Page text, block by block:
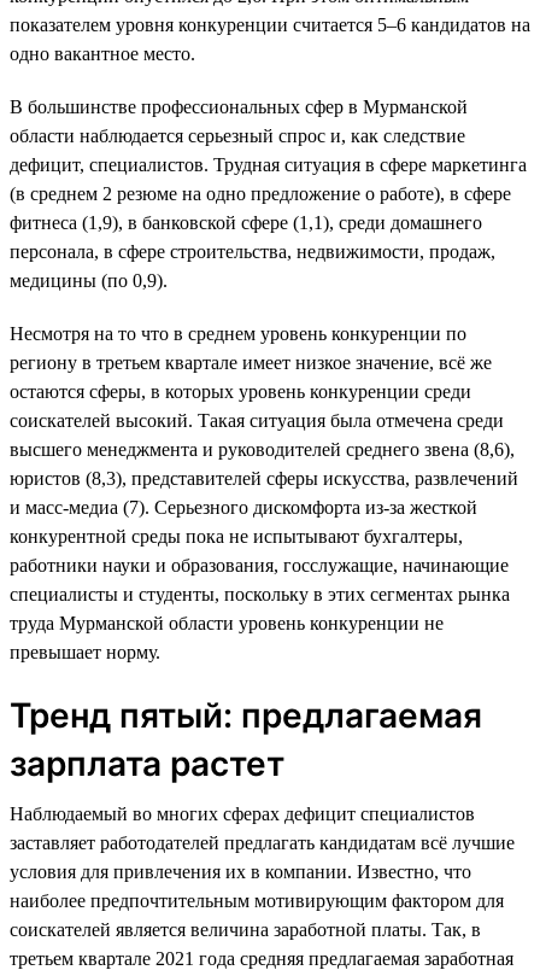
показателем уровня конкуренции считается 5–6 кандидатов на
одно вакантное место.
В большинстве профессиональных сфер в Мурманской
области наблюдается серьезный спрос и, как следствие
дефицит, специалистов. Трудная ситуация в сфере маркетинга
(в среднем 2 резюме на одно предложение о работе), в сфере
фитнеса (1,9), в банковской сфере (1,1), среди домашнего
персонала, в сфере строительства, недвижимости, продаж,
медицины (по 0,9).
Несмотря на то что в среднем уровень конкуренции по
региону в третьем квартале имеет низкое значение, всё же
остаются сферы, в которых уровень конкуренции среди
соискателей высокий. Такая ситуация была отмечена среди
высшего менеджмента и руководителей среднего звена (8,6),
юристов (8,3), представителей сферы искусства, развлечений
и масс-медиа (7). Серьезного дискомфорта из-за жесткой
конкурентной среды пока не испытывают бухгалтеры,
работники науки и образования, госслужащие, начинающие
специалисты и студенты, поскольку в этих сегментах рынка
труда Мурманской области уровень конкуренции не
превышает норму.
Тренд пятый: предлагаемая
зарплата растет
Наблюдаемый во многих сферах дефицит специалистов
заставляет работодателей предлагать кандидатам всё лучшие
условия для привлечения их в компании. Известно, что
наиболее предпочтительным мотивирующим фактором для
соискателей является величина заработной платы. Так, в
третьем квартале 2021 года средняя предлагаемая заработная